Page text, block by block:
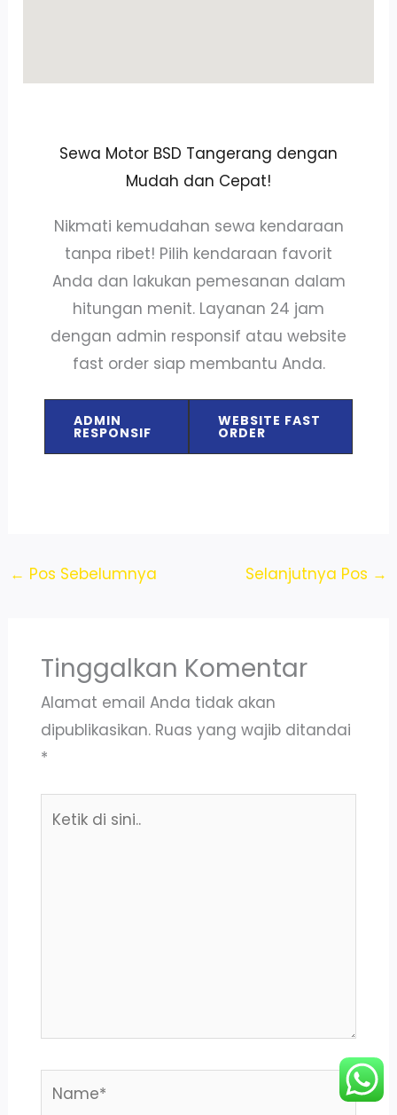
Sewa Motor BSD Tangerang dengan
Mudah dan Cepat!
Nikmati kemudahan sewa kendaraan
tanpa ribet! Pilih kendaraan favorit
Anda dan lakukan pemesanan dalam
hitungan menit. Layanan 24 jam
dengan admin responsif atau website
fast order siap membantu Anda.
ADMIN
RESPONSIF
WEBSITE FAST
ORDER
← Pos Sebelumnya Selanjutnya Pos →
Tinggalkan Komentar
Alamat email Anda tidak akan
dipublikasikan. Ruas yang wajib ditandai
*
Name*